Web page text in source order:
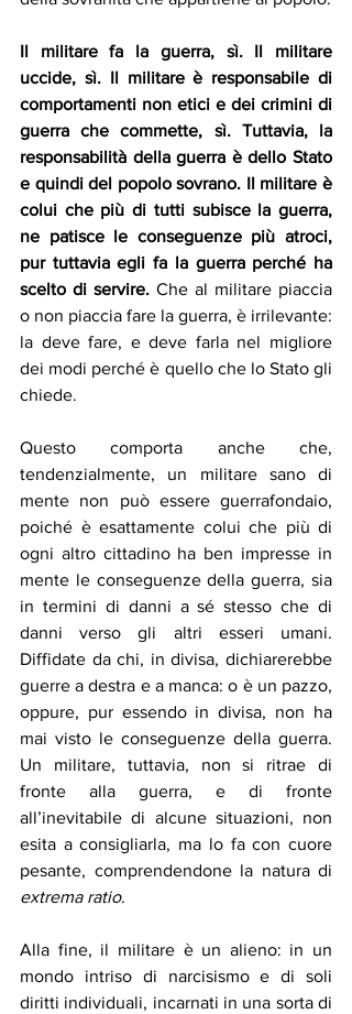
Il militare fa la guerra, sì. Il militare
uccide, sì. Il militare è responsabile di
comportamenti non etici e dei crimini di
guerra che commette, sì. Tuttavia, la
responsabilità della guerra è dello Stato
e quindi del popolo sovrano. Il militare è
colui che più di tutti subisce la guerra,
ne patisce le conseguenze più atroci,
pur tuttavia egli fa la guerra perché ha
scelto di servire. Che al militare piaccia
o non piaccia fare la guerra, è irrilevante:
la deve fare, e deve farla nel migliore
dei modi perché è quello che lo Stato gli
chiede.
Questo comporta anche che,
tendenzialmente, un militare sano di
mente non può essere guerrafondaio,
poiché è esattamente colui che più di
ogni altro cittadino ha ben impresse in
mente le conseguenze della guerra, sia
in termini di danni a sé stesso che di
danni verso gli altri esseri umani.
Diffidate da chi, in divisa, dichiarerebbe
guerre a destra e a manca: o è un pazzo,
oppure, pur essendo in divisa, non ha
mai visto le conseguenze della guerra.
Un militare, tuttavia, non si ritrae di
fronte alla guerra, e di fronte
all’inevitabile di alcune situazioni, non
esita a consigliarla, ma lo fa con cuore
extrema ratio.
Alla fine, il militare è un alieno: in un
mondo intriso di narcisismo e di soli
diritti individuali, incarnati in una sorta di